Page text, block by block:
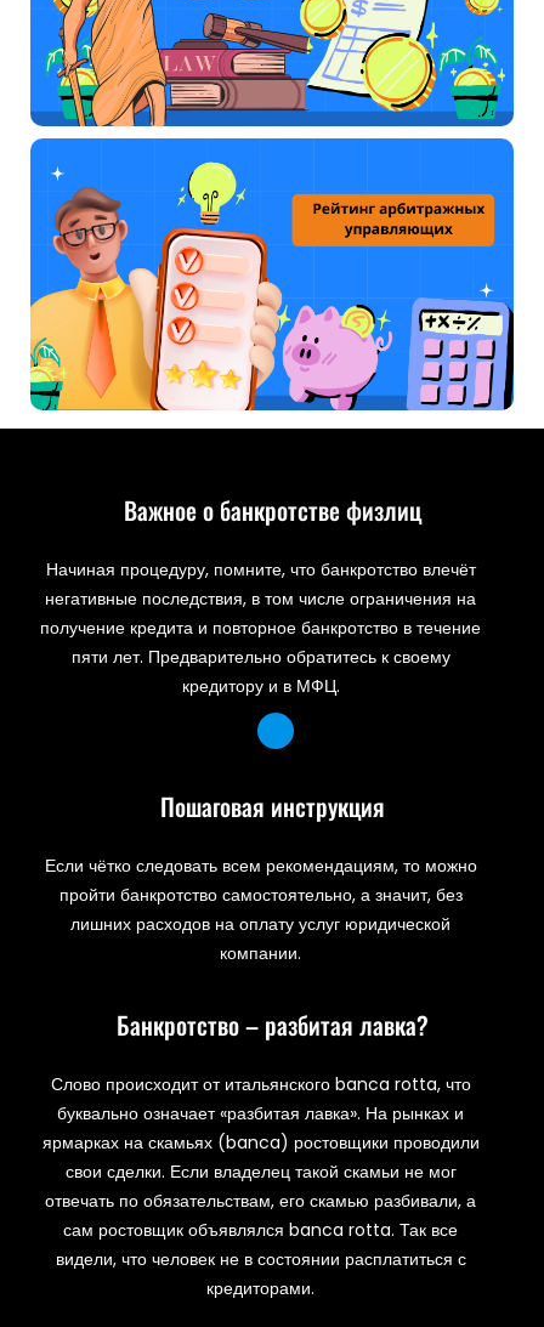
Важное о банкротстве физлиц
Начиная процедуру, помните, что банкротство влечёт
негативные последствия, в том числе ограничения на
получение кредита и повторное банкротство в течение
пяти лет. Предварительно обратитесь к своему
кредитору и в МФЦ.
Пошаговая инструкция
Если чётко следовать всем рекомендациям, то можно
пройти банкротство самостоятельно, а значит, без
лишних расходов на оплату услуг юридической
компании.
Банкротство – разбитая лавка?
Слово происходит от итальянского banca rotta, что
буквально означает «разбитая лавка». На рынках и
ярмарках на скамьях (banca) ростовщики проводили
свои сделки. Если владелец такой скамьи не мог
отвечать по обязательствам, его скамью разбивали, а
сам ростовщик объявлялся banca rotta. Так все
видели, что человек не в состоянии расплатиться с
кредиторами.